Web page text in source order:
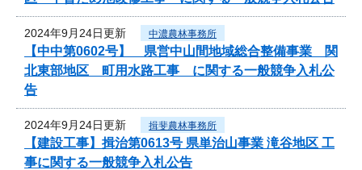
2024年9月24日更新 中濃農林事務所
【中中第0602号】 県営中山間地域総合整備事業 関
北東部地区 町用水路工事 に関する一般競争入札公
告
2024年9月24日更新 揖斐農林事務所
【建設工事】揖治第0613号 県単治山事業 滝谷地区 工
事に関する一般競争入札公告